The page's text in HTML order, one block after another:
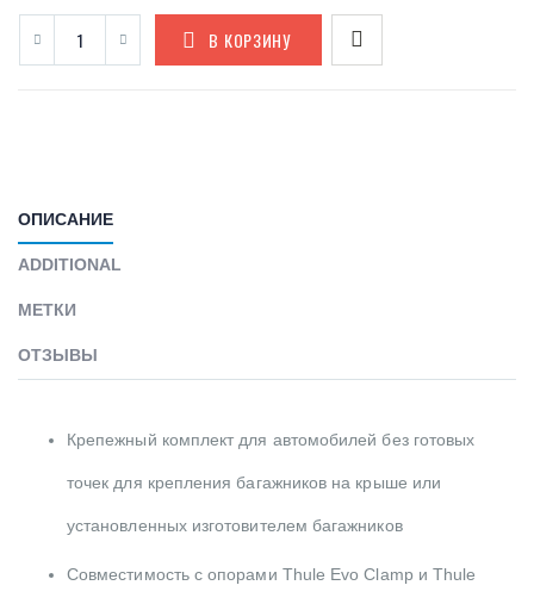
В КОРЗИНУ
ОПИСАНИЕ
ADDITIONAL
МЕТКИ
ОТЗЫВЫ
Крепежный комплект для автомобилей без готовых
точек для крепления багажников на крыше или
установленных изготовителем багажников
Совместимость с опорами Thule Evo Clamp и Thule